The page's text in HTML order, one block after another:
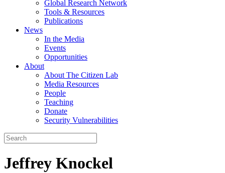
Global Research Network
Tools & Resources
Publications
News
In the Media
Events
Opportunities
About
About The Citizen Lab
Media Resources
People
Teaching
Donate
Security Vulnerabilities
Jeffrey Knockel